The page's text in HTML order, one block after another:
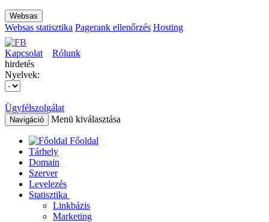
Websas
Websas statisztika Pagerank ellenőrzés Hosting
Kapcsolat
Rólunk
hirdetés
Nyelvek:
Ügyfélszolgálat
Navigáció Menü kiválasztása
Főoldal
Tárhely
Domain
Szerver
Levelezés
Statisztika
Linkbázis
Marketing